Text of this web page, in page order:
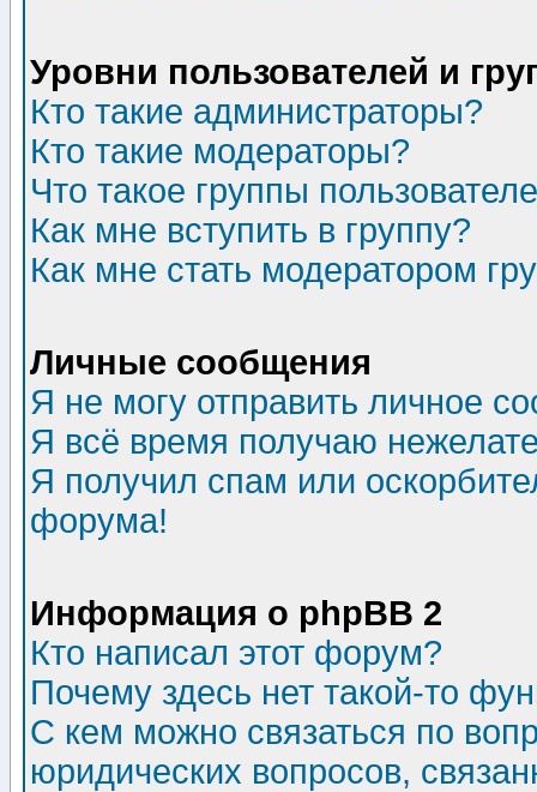
Уровни пользователей и
Кто такие администраторы?
Кто такие модераторы?
Что такое группы
Как мне вступить в группу?
Как мне стать модератором
Личные сообщения
Я не могу отправить личное
Я всё время получаю
Я получил спам или
форума!
Информация о phpBB 2
Кто написал этот форум?
Почему здесь нет такой-то
С кем можно связаться по
юридических вопросов,